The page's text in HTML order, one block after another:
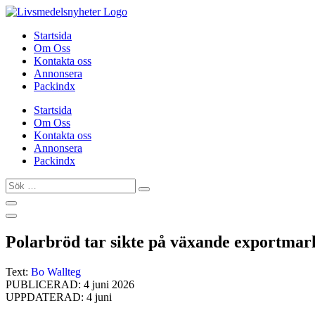
Hoppa
innehållStartsida
Om Oss
Kontakta oss
Annonsera
Packindx
Startsida
Om Oss
Kontakta oss
Annonsera
Packindx
Sök
…
Polarbröd tar sikte på växande
Text: Bo Wallteg
PUBLICERAD: 4 juni 2026
UPPDATERAD: 4 juni